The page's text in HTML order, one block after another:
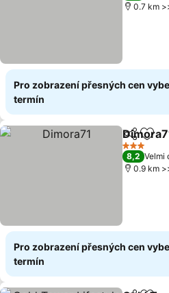
0.7 km
Pro zobrazení přesných cen
termín
Sdílet
3 Počet
8,2 Velmi
0.9 km
Pro zobrazení přesných cen
termín